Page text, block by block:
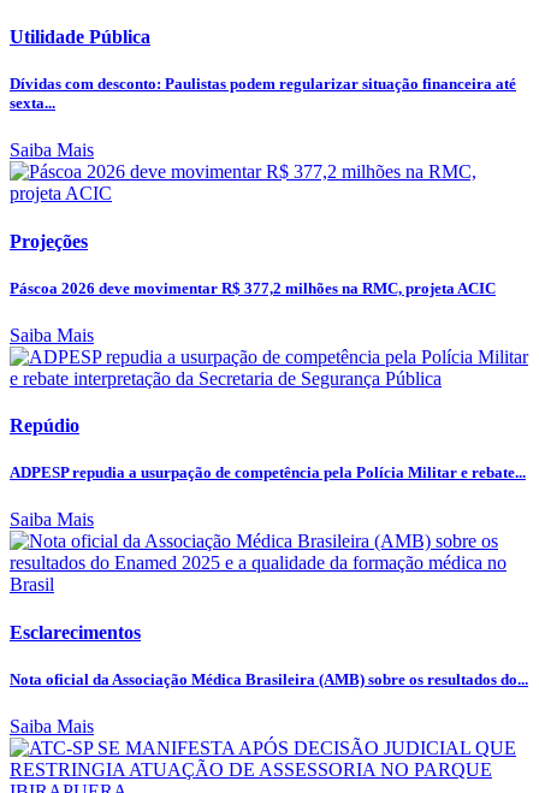
Utilidade Pública
Dívidas com desconto: Paulistas podem regularizar situação financeira até
sexta...
Saiba Mais
Projeções
Páscoa 2026 deve movimentar R$ 377,2 milhões na RMC, projeta ACIC
Saiba Mais
Repúdio
ADPESP repudia a usurpação de competência pela Polícia Militar e rebate...
Saiba Mais
Esclarecimentos
Nota oficial da Associação Médica Brasileira (AMB) sobre os resultados do...
Saiba Mais